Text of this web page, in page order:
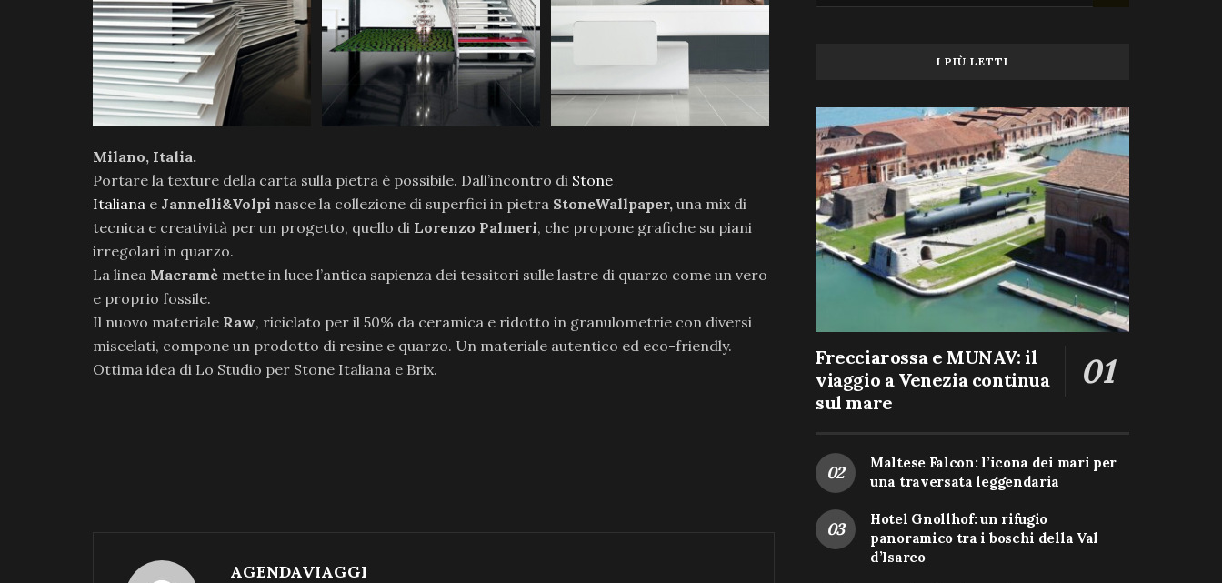
Milano, Italia.
Portare la texture della carta sulla pietra è possibile. Dall’incontro di Stone
Italiana e Jannelli&Volpi nasce la collezione di superfici in pietra StoneWallpaper, una mix di
tecnica e creatività per un progetto, quello di Lorenzo Palmeri, che propone grafiche su piani
irregolari in quarzo.
La linea Macramè mette in luce l’antica sapienza dei tessitori sulle lastre di quarzo come un vero
e proprio fossile.
Il nuovo materiale Raw, riciclato per il 50% da ceramica e ridotto in granulometrie con diversi
miscelati, compone un prodotto di resine e quarzo. Un materiale autentico ed eco-friendly.
Ottima idea di Lo Studio per Stone Italiana e Brix.
AGENDAVIAGGI
I PIÙ LETTI
Frecciarossa e MUNAV: il
viaggio a Venezia continua
sul mare
Maltese Falcon: l’icona dei mari per
una traversata leggendaria
Hotel Gnollhof: un rifugio
panoramico tra i boschi della Val
d’Isarco